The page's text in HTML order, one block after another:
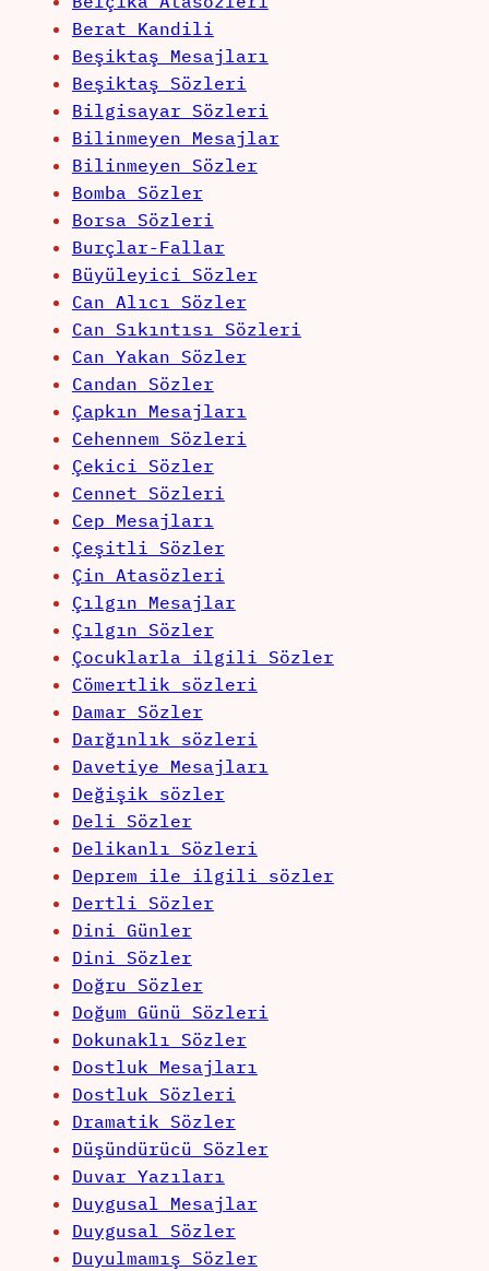
Berat Kandili
Beşiktaş Mesajları
Beşiktaş Sözleri
Bilgisayar Sözleri
Bilinmeyen Mesajlar
Bilinmeyen Sözler
Bomba Sözler
Borsa Sözleri
Burçlar-Fallar
Büyüleyici Sözler
Can Alıcı Sözler
Can Sıkıntısı Sözleri
Can Yakan Sözler
Candan Sözler
Çapkın Mesajları
Cehennem Sözleri
Çekici Sözler
Cennet Sözleri
Cep Mesajları
Çeşitli Sözler
Çin Atasözleri
Çılgın Mesajlar
Çılgın Sözler
Çocuklarla ilgili Sözler
Cömertlik sözleri
Damar Sözler
Darğınlık sözleri
Davetiye Mesajları
Değişik sözler
Deli Sözler
Delikanlı Sözleri
Deprem ile ilgili sözler
Dertli Sözler
Dini Günler
Dini Sözler
Doğru Sözler
Doğum Günü Sözleri
Dokunaklı Sözler
Dostluk Mesajları
Dostluk Sözleri
Dramatik Sözler
Düşündürücü Sözler
Duvar Yazıları
Duygusal Mesajlar
Duygusal Sözler
Duyulmamış Sözler